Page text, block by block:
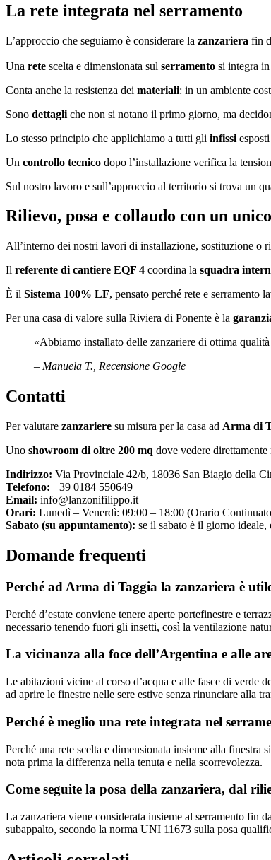
La rete integrata nel serramento
L’approccio che seguiamo è considerare la zanzariera fin
Una rete scelta e dimensionata sul serramento si integra
Conta anche la resistenza dei materiali: in un ambiente
Sono dettagli che non si notano il primo giorno, ma
Lo stesso principio che applichiamo a tutti gli infissi
Un controllo tecnico dopo l’installazione verifica la
Sul nostro lavoro e sull’approccio al territorio si trova un
Rilievo, posa e collaudo con un
All’interno dei nostri lavori di installazione, sostituzione o
Il referente di cantiere EQF 4 coordina la squadra
È il Sistema 100% LF, pensato perché rete e serramento
Per una casa di valore sulla Riviera di Ponente è la
«Abbiamo installato delle zanzariere di ottima
– Manuela T., Recensione Google
Contatti
Per valutare zanzariere su misura per la casa ad Arma di
Uno showroom di oltre 200 mq dove vedere
Indirizzo: Via Provinciale 42/b, 18036 San Biagio della
Telefono: +39 0184 550649
Email: info@lanzonifilippo.it
Orari: Lunedì – Venerdì: 09:00 – 18:00 (Orario
Sabato (su appuntamento): se il sabato è il giorno ideale,
Domande frequenti
Perché ad Arma di Taggia la zanzariera è
Perché d’estate conviene tenere aperte portefinestre e
necessario tenendo fuori gli insetti, così la ventilazione
La vicinanza alla foce dell’Argentina e alle
Le abitazioni vicine al corso d’acqua e alle fasce di verde
ad aprire le finestre nelle sere estive senza rinunciare alla
Perché è meglio una rete integrata nel
Perché una rete scelta e dimensionata insieme alla
nota prima la differenza nella tenuta e nella scorrevolezza.
Come seguite la posa della zanzariera, dal
La zanzariera viene considerata insieme al serramento
subappalto, secondo la norma UNI 11673 sulla posa